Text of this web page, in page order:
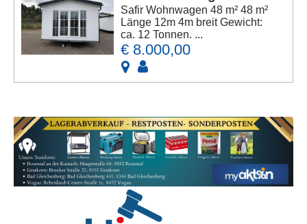
Safir Wohnwagen 48 m² 48 m²
Länge 12m 4m breit Gewicht:
ca. 12 Tonnen. ...
€ 8.000,00